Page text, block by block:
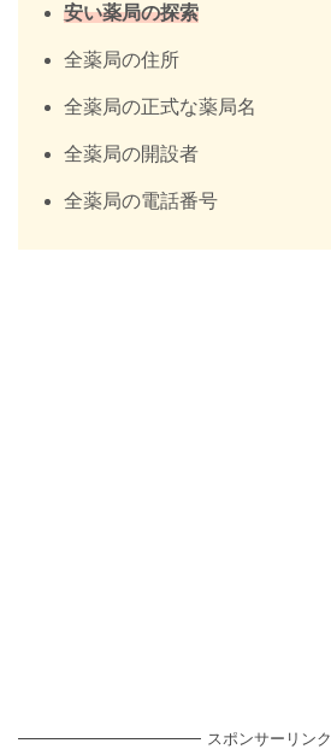
安い薬局の探索
全薬局の住所
全薬局の正式な薬局名
全薬局の開設者
全薬局の電話番号
スポンサーリンク